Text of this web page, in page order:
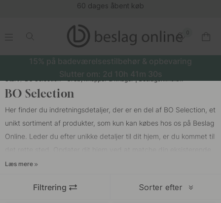
60 dages åbent køb
.
0
.
15% på badeværelsestilbehør & opbevaring
Slutter om: 2d 10h 41m 30s
Start BO Selection - Greb, knopper & knager | Beslagonline.dk
BO Selection
Her finder du indretningsdetaljer, der er en del af BO Selection, et
unikt sortiment af produkter, som kun kan købes hos os på Beslag
Online. Leder du efter unikke detaljer til dit hjem, er du kommet til
stil og indretning med nye indretningsdetaljer, som gør en stor
Læs mere
Sorter efter
Filtrering